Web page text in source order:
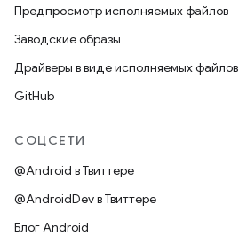
Предпросмотр исполняемых файлов
Заводские образы
Драйверы в виде исполняемых файлов
GitHub
СОЦСЕТИ
@Android в Твиттере
@AndroidDev в Твиттере
Блог Android